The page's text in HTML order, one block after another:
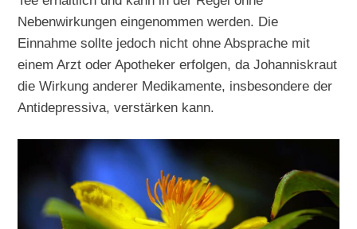
Nebenwirkungen eingenommen werden. Die
Einnahme sollte jedoch nicht ohne Absprache mit
einem Arzt oder Apotheker erfolgen, da Johanniskraut
die Wirkung anderer Medikamente, insbesondere der
Antidepressiva, verstärken kann.